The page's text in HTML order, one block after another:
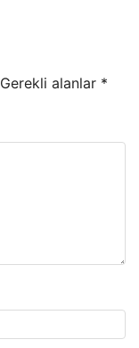
Gerekli alanlar *